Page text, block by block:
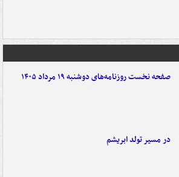
صفحه نخست روزنامه‌های دوشنبه ۱۹ مرداد ۱۴۰۵
در مسیر تولد ابریشم